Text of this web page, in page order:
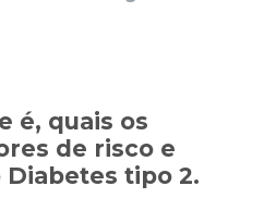
é, quais os
de risco e
tipo 2.